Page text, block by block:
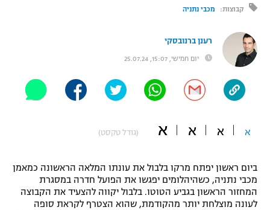
"מחצית בשכונה" – פודקאסט
משתתפים וזוכים בפרסים
תקנון משתתפים וזוכים בפרסים
תקנון עבור פעילות אלקטרה
תקנון עבור פעילות ספורט 1 – "מרלן"
גיימינג E-Sports
ליגות נוספות
UFC
היאבקות WWE
ספורט מוטורי
כדורמים
קבוצות: מכבי נתניה
רענן ברנובסקי
יום חמישי, 15:07, 25.07.24
א א א א (גודל טקסט)
ביום ראשון יפתח מרקו בלבול את עונתו המלאה הראשונה כמאמן
מכבי נתניה, כשהיהלומים יפגשו את הפועל חדרה במסגרת
המחזור הראשון בגביע הטוטו. בלבול יקווה להצעיד את הקבוצה
לעונה מוצלחת יותר מהקודמת, שהוא הצטרף לקראת סופה